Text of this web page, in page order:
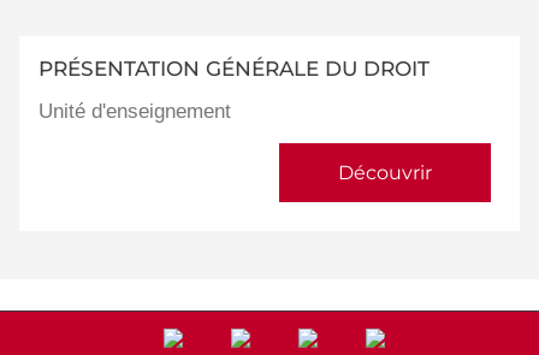
PRÉSENTATION GÉNÉRALE DU DROIT
Unité d'enseignement
Découvrir